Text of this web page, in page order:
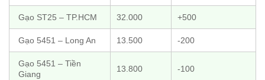
Gạo ST25 – TP.HCM 32.000 +500
Gạo 5451 – Long An 13.500 -200
Gạo 5451 – Tiền
Giang
13.800 -100